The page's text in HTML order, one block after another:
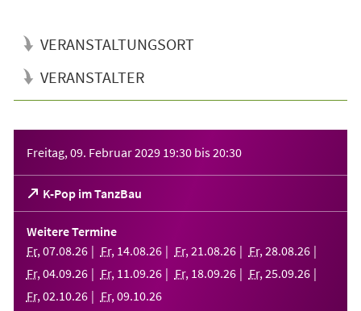
VERANSTALTUNGSORT
VERANSTALTER
Freitag, 09. Februar 2029 19:30 bis20:30
K-Pop im TanzBau
(Öffnet
in
einem
neuen
Tab)
Weitere Termine
Fr, 07.08.26 Fr, 14.08.26 Fr, 21 .08.26 Fr, 28.08.26
Fr, 04.09.26 Fr, 11 .09.26 Fr, 18.09.26 Fr, 25.09.26
Fr, 02.10.26 Fr, 09.10.26